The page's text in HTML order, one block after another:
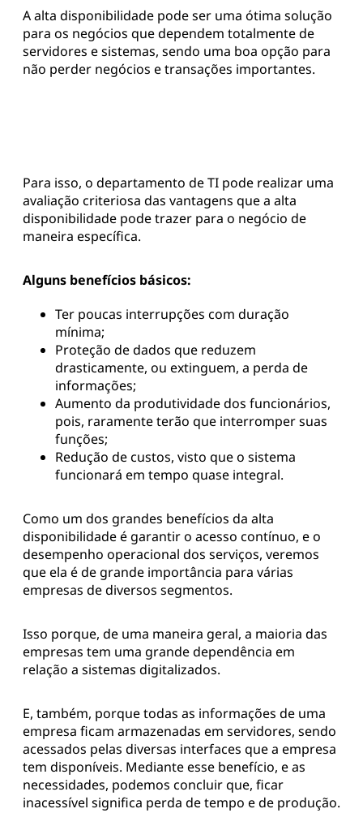
A alta disponibilidade pode ser uma ótima solução
para os negócios que dependem totalmente de
servidores e sistemas, sendo uma boa opção para
não perder negócios e transações importantes.
Para isso, o departamento de TI pode realizar uma
avaliação criteriosa das vantagens que a alta
disponibilidade pode trazer para o negócio de
maneira específica.
Alguns benefícios básicos:
Ter poucas interrupções com duração
mínima;
Proteção de dados que reduzem
drasticamente, ou extinguem, a perda de
Aumento da produtividade dos funcionários,
pois, raramente terão que interromper suas
funções;
funcionará em tempo quase integral.
Como um dos grandes benefícios da alta
disponibilidade é garantir o acesso contínuo, e o
desempenho operacional dos serviços, veremos
que ela é de grande importância para várias